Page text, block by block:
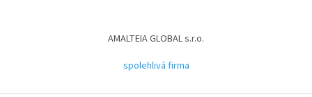
AMALTEIA GLOBAL s.r.o.
spolehlivá firma